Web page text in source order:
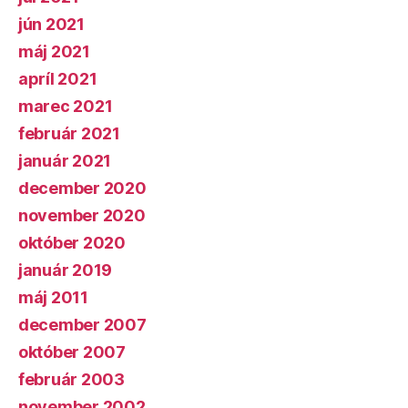
jún 2021
máj 2021
apríl 2021
marec 2021
február 2021
január 2021
december 2020
november 2020
október 2020
január 2019
máj 2011
december 2007
október 2007
február 2003